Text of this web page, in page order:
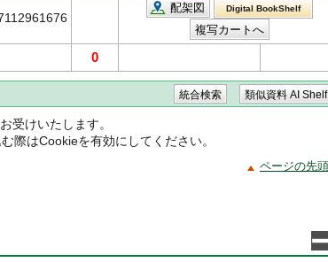
配架図 Digital BookShelf
0
受けいたします。
際はCookieを有効にしてください。
ページの先